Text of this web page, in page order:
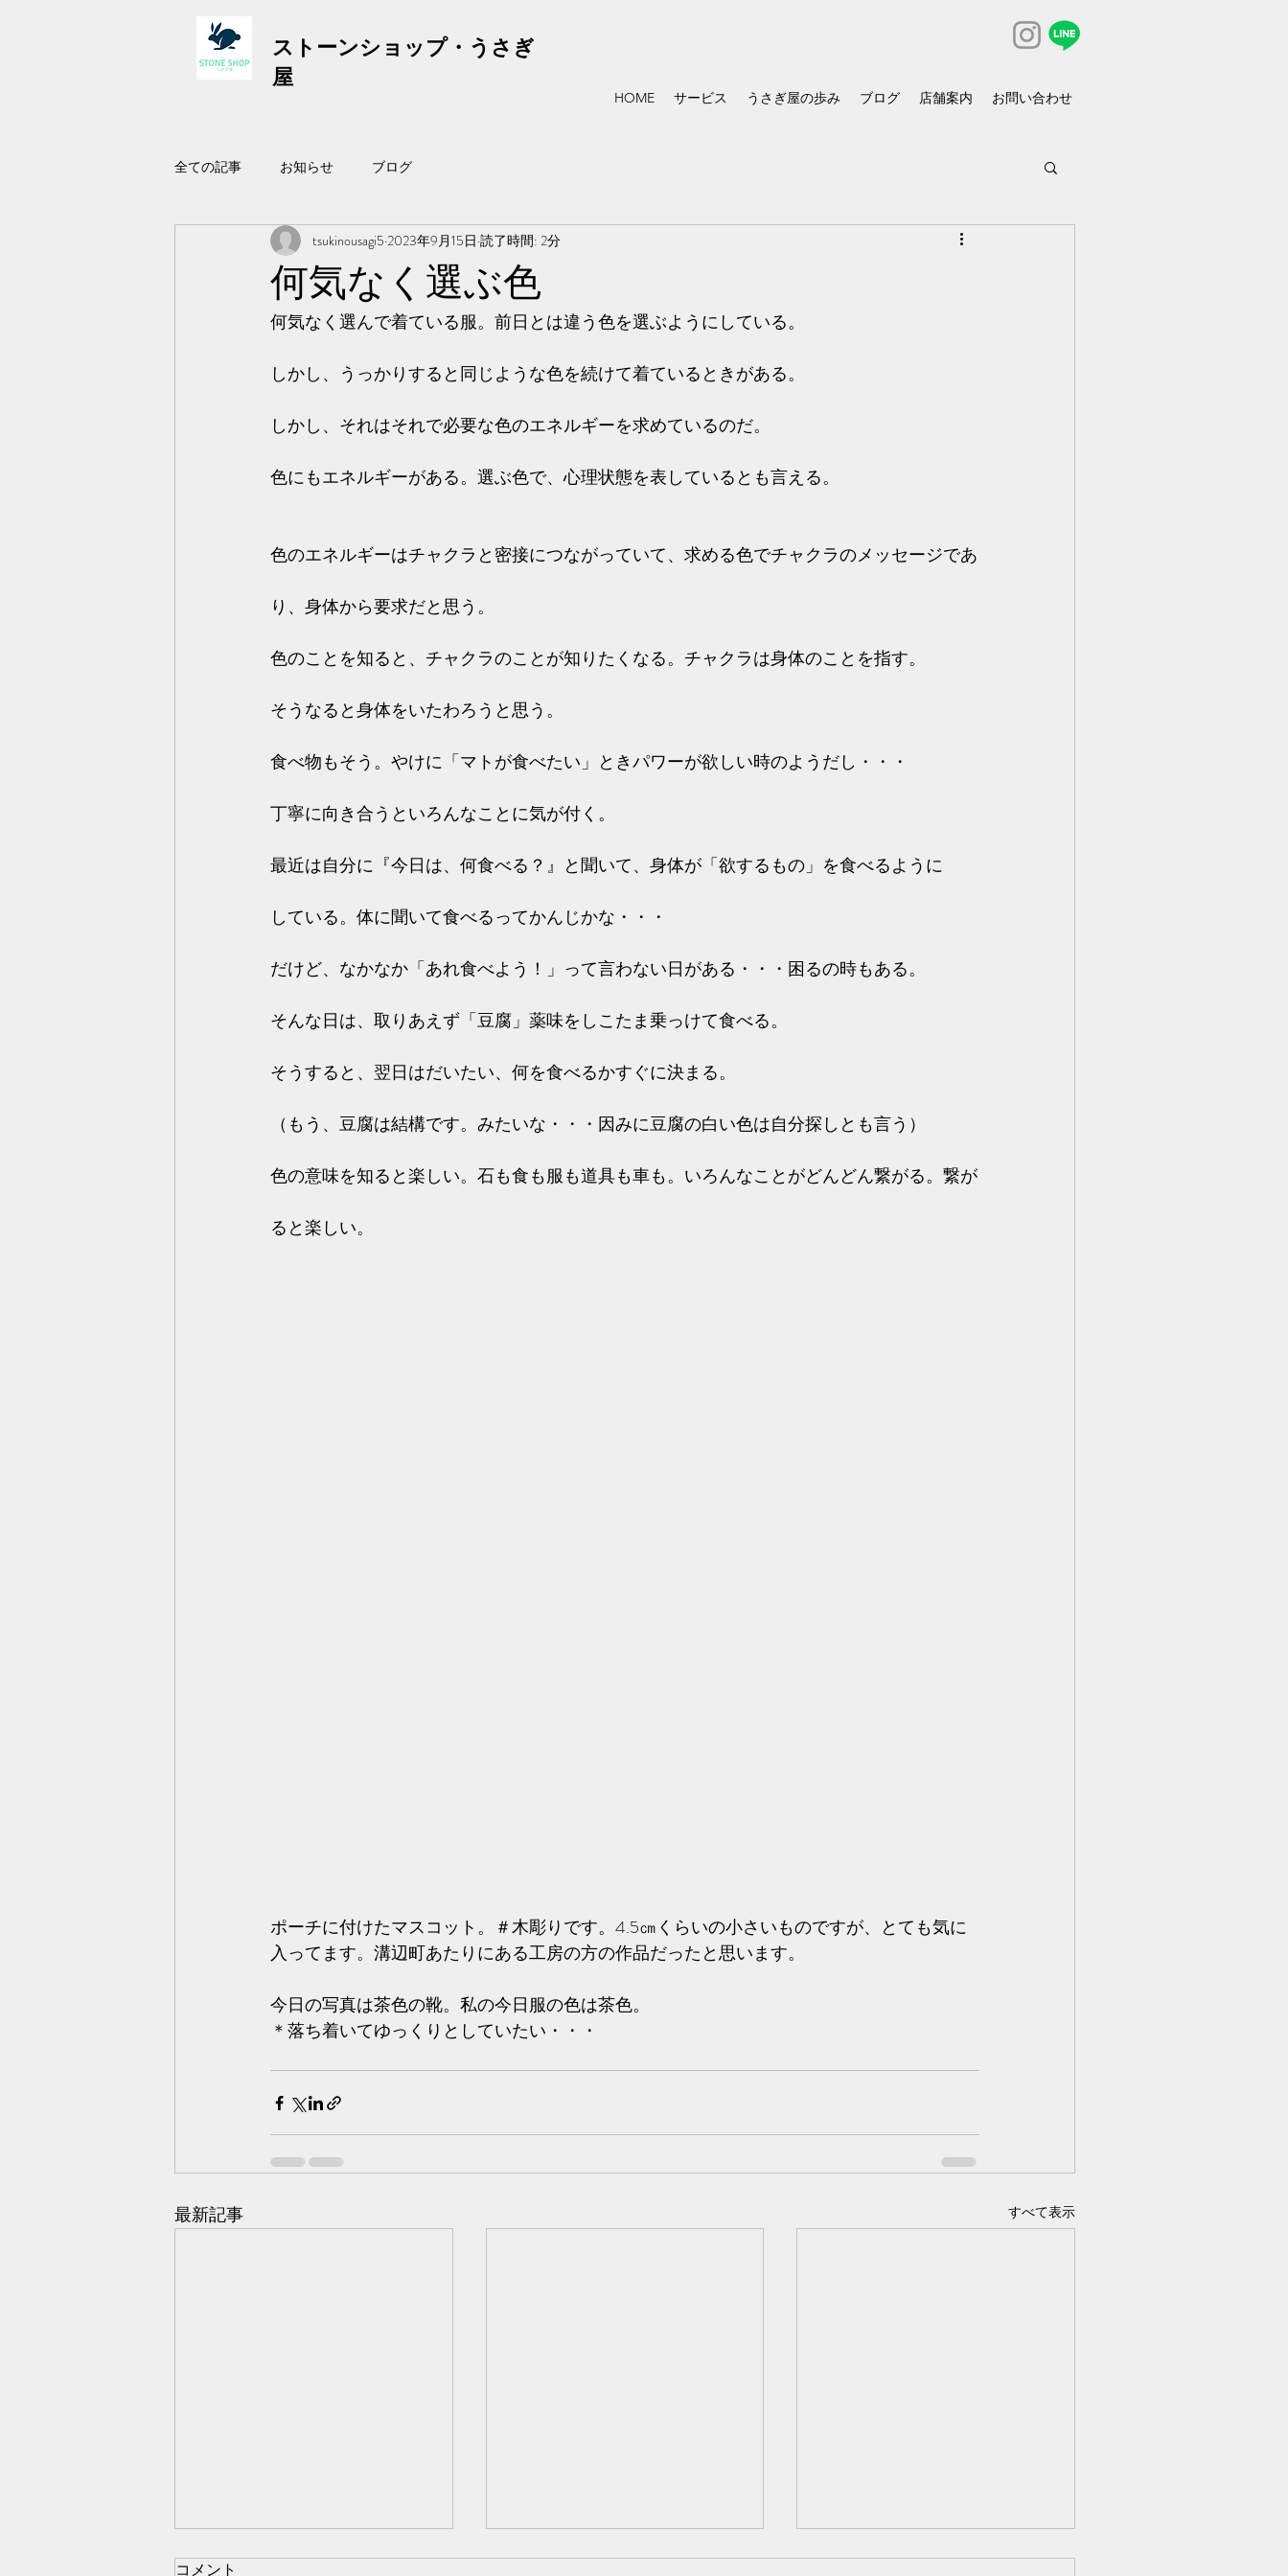
ストーンショップ・うさぎ
屋
HOME サービス うさぎ屋の歩み ブログ 店舗案内 お問い合わせ
全ての記事 お知らせ ブログ
何気なく選ぶ色
tsukinousagi5 2023年9月15日 読了時間: 2分
何気なく選んで着ている服。前日とは違う色を選ぶようにしている。
しかし、うっかりすると同じような色を続けて着ているときがある。
しかし、それはそれで必要な色のエネルギーを求めているのだ。
色にもエネルギーがある。選ぶ色で、心理状態を表しているとも言える。
色のエネルギーはチャクラと密接につながっていて、求める色でチャクラのメッセージであ
り、身体から要求だと思う。
色のことを知ると、チャクラのことが知りたくなる。チャクラは身体のことを指す。
そうなると身体をいたわろうと思う。
食べ物もそう。やけに「マトが食べたい」ときパワーが欲しい時のようだし・・・
丁寧に向き合うといろんなことに気が付く。
最近は自分に『今日は、何食べる？』と聞いて、身体が「欲するもの」を食べるように
している。体に聞いて食べるってかんじかな・・・
だけど、なかなか「あれ食べよう！」って言わない日がある・・・困るの時もある。
そんな日は、取りあえず「豆腐」薬味をしこたま乗っけて食べる。
そうすると、翌日はだいたい、何を食べるかすぐに決まる。
（もう、豆腐は結構です。みたいな・・・因みに豆腐の白い色は自分探しとも言う）
色の意味を知ると楽しい。石も食も服も道具も車も。いろんなことがどんどん繋がる。繋が
ると楽しい。
ポーチに付けたマスコット。＃木彫りです。4.5㎝くらいの小さいものですが、とても気に
入ってます。溝辺町あたりにある工房の方の作品だったと思います。
今日の写真は茶色の靴。私の今日服の色は茶色。
＊落ち着いてゆっくりとしていたい・・・
最新記事 すべて表示
コメント